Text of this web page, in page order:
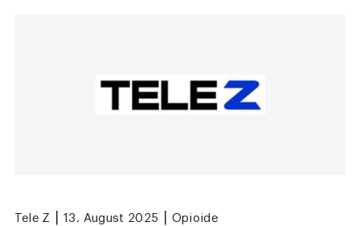
Tele Z 13. August 2025 Opioide